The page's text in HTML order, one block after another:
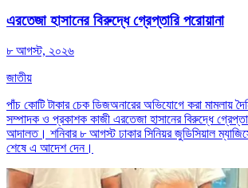
এরতেজা হাসানের বিরুদ্ধে গ্রেপ্তারি পরোয়ানা
৮ আগস্ট, ২০২৬
জাতীয়
পাঁচ কোটি টাকার চেক ডিজঅনারের অভিযোগে করা মামলায়
সম্পাদক ও প্রকাশক কাজী এরতেজা হাসানের বিরুদ্ধে
আদালত। শনিবার ৮ আগস্ট ঢাকার সিনিয়র জুডিসিয়াল
শেষে এ আদেশ দেন।